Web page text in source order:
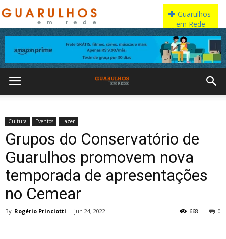
Cultura Eventos Lazer
Grupos do Conservatório de
Guarulhos promovem nova
temporada de apresentações
no Cemear
By Rogério Princiotti - jun 24, 2022 0
668